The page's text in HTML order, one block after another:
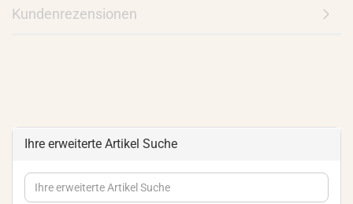
Kundenrezensionen
Ihre erweiterte Artikel Suche
Ihre
erweiterte